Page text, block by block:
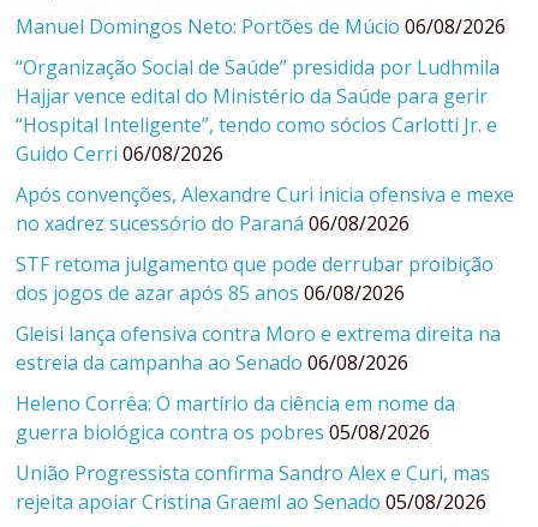
Manuel Domingos Neto: Portões de Múcio 06/08/2026
“Organização Social de Saúde” presidida por Ludhmila
Hajjar vence edital do Ministério da Saúde para gerir
“Hospital Inteligente”, tendo como sócios Carlotti Jr. e
Guido Cerri 06/08/2026
Após convenções, Alexandre Curi inicia ofensiva e mexe
no xadrez sucessório do Paraná 06/08/2026
STF retoma julgamento que pode derrubar proibição
dos jogos de azar após 85 anos 06/08/2026
Gleisi lança ofensiva contra Moro e extrema direita na
estreia da campanha ao Senado 06/08/2026
Heleno Corrêa: O martírio da ciência em nome da
guerra biológica contra os pobres 05/08/2026
União Progressista confirma Sandro Alex e Curi, mas
rejeita apoiar Cristina Graeml ao Senado 05/08/2026